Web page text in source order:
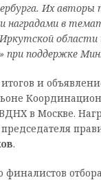
Их авторы
наградами в
области
при поддержке
и
в Москве.
.
финалистов